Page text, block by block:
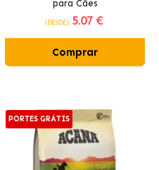
para Cães
(DESDE) 5.07 €
Comprar
PORTES GRÁTIS